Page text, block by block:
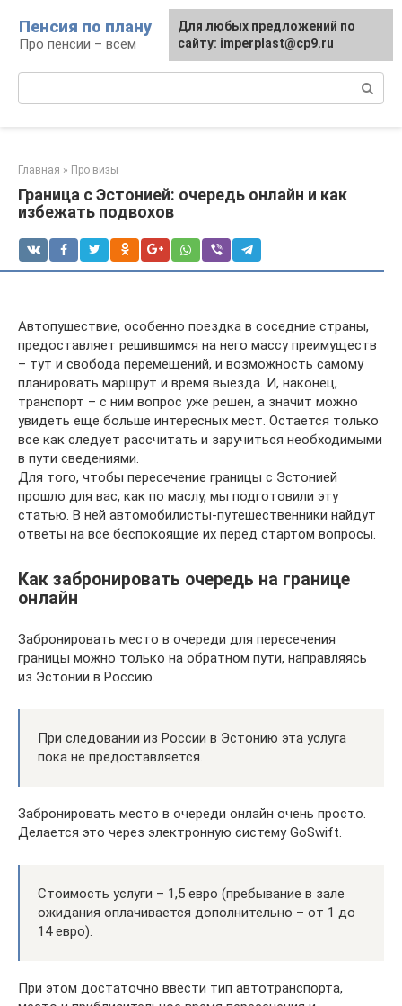
контенту
Пенсия по плану
Про пенсии – всем
Главная » Про визы
Граница с Эстонией: очередь онлайн и как
избежать подвохов
Автопушествие, особенно поездка в соседние страны,
предоставляет решившимся на него массу преимуществ
– тут и свобода перемещений, и возможность самому
планировать маршрут и время выезда. И, наконец,
транспорт – с ним вопрос уже решен, а значит можно
увидеть еще больше интересных мест. Остается только
все как следует рассчитать и заручиться необходимыми
в пути сведениями.
Для того, чтобы пересечение границы с Эстонией
прошло для вас, как по маслу, мы подготовили эту
статью. В ней автомобилисты-путешественники найдут
ответы на все беспокоящие их перед стартом вопросы.
Как забронировать очередь на границе
онлайн
Забронировать место в очереди для пересечения
границы можно только на обратном пути, направляясь
из Эстонии в Россию.
При следовании из России в Эстонию эта услуга
пока не предоставляется.
Забронировать место в очереди онлайн очень просто.
Делается это через электронную систему GoSwift.
Стоимость услуги – 1,5 евро (пребывание в зале
ожидания оплачивается дополнительно – от 1 до
14 евро).
При этом достаточно ввести тип автотранспорта,
Для любых предложений по
сайту: imperplast@cp9.ru